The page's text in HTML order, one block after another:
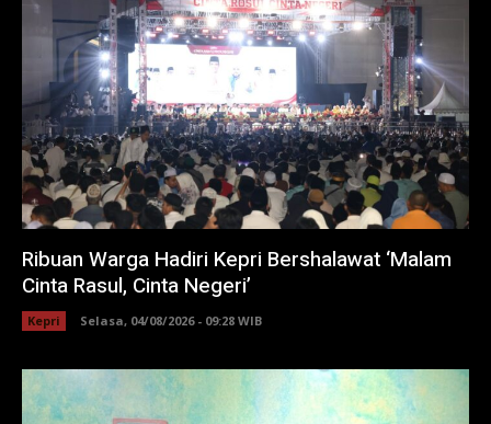
Ribuan Warga Hadiri Kepri Bershalawat ‘Malam
Cinta Rasul, Cinta Negeri’
Kepri Selasa, 04/08/2026 - 09:28 WIB